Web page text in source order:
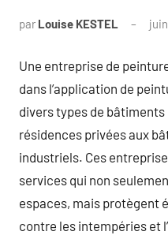
par Louise KESTEL
Une entreprise de
dans l’application de
divers types de
résidences privées aux
industriels. Ces
services qui non
espaces, mais protègent
contre les intempéries et